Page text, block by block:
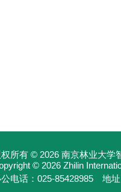
权所有 © 2026 南京林业大学
© 2026 Zhilin
公电话：025-85428985 地